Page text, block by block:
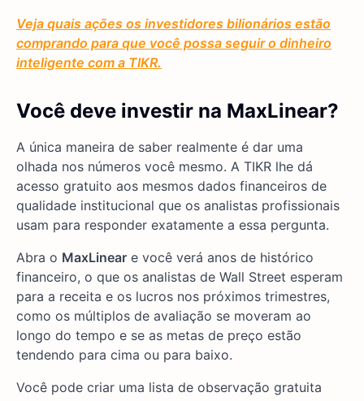
Veja quais ações os investidores bilionários estão
comprando para que você possa seguir o dinheiro
inteligente com a TIKR.
Você deve investir na MaxLinear?
A única maneira de saber realmente é dar uma
olhada nos números você mesmo. A TIKR lhe dá
acesso gratuito aos mesmos dados financeiros de
qualidade institucional que os analistas profissionais
usam para responder exatamente a essa pergunta.
Abra o MaxLinear e você verá anos de histórico
financeiro, o que os analistas de Wall Street esperam
para a receita e os lucros nos próximos trimestres,
como os múltiplos de avaliação se moveram ao
longo do tempo e se as metas de preço estão
tendendo para cima ou para baixo.
Você pode criar uma lista de observação gratuita